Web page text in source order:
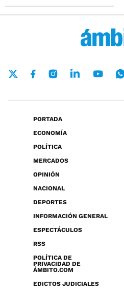
PORTADA
ECONOMÍA
POLÍTICA
MERCADOS
OPINIÓN
NACIONAL
DEPORTES
INFORMACIÓN GENERAL
ESPECTÁCULOS
RSS
POLÍTICA DE
PRIVACIDAD DE
ÁMBITO.COM
EDICTOS JUDICIALES